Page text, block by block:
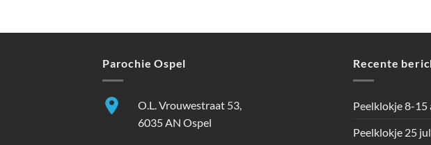
Parochie Ospel
O.L. Vrouwestraat 53,
6035 AN Ospel
Recente
Peelklokje 8-15
Peelklokje 25